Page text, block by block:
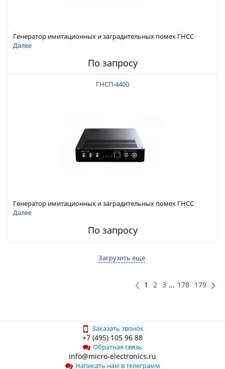
Генератор имитационных и заградительных помех ГНСС
RFТех ГНСП-4800
Далее
По запросу
ГНСП-4400
Генератор имитационных и заградительных помех ГНСС
RFТех ГНСП-4400
Далее
По запросу
Загрузить еще
1 2 3 ... 178 179
Заказать звонок
+7 (495) 105 96 88
Обратная связь
info@micro-electronics.ru
Написать нам в телеграмм